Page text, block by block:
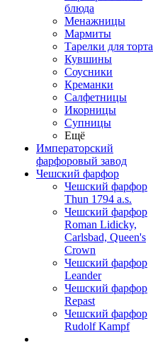
блюда
Менажницы
Мармиты
Тарелки для торта
Кувшины
Соусники
Креманки
Салфетницы
Икорницы
Супницы
Ещё
Императорский
фарфоровый завод
Чешский фарфор
Чешский фарфор
Thun 1794 a.s.
Чешский фарфор
Roman Lidicky,
Carlsbad, Queen's
Crown
Чешский фарфор
Leander
Чешский фарфор
Repast
Чешский фарфор
Rudolf Kampf